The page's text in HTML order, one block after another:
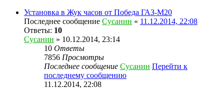
Установка в Жук часов от Победа ГАЗ-М20
Последнее сообщение Сусанин « 11.12.2014, 22:08
Ответы: 10
Сусанин » 10.12.2014, 23:14
10 Ответы
7856 Просмотры
Последнее сообщение Сусанин Перейти к
последнему сообщению
11.12.2014, 22:08